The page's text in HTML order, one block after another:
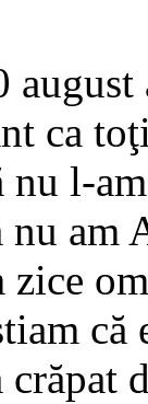
ca
nu l-
nu
zice
că
crăpat